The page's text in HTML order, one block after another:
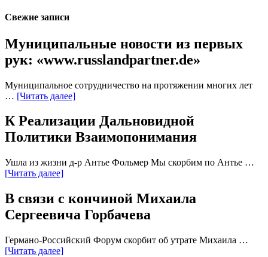
Свежие записи
Муниципальные новости из первых
рук: «www.russlandpartner.de»
Муниципальное сотрудничество на протяжении многих лет
… [Читать далее]
К Реализации Дальновидной
Политики Взаимопонимания
Ушла из жизни д-р Антье Фольмер Мы скорбим по Антье …
[Читать далее]
В связи с кончиной Михаила
Сергеевича Горбачева
Германо-Российский Форум скорбит об утрате Михаила …
[Читать далее]